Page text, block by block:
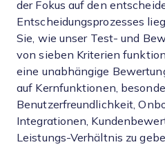
der Fokus auf den
Entscheidungsprozesses
Sie, wie unser Test- und
von sieben Kriterien
eine unabhängige
auf Kernfunktionen,
Benutzerfreundlichkeit,
Integrationen,
Leistungs-Verhältnis zu